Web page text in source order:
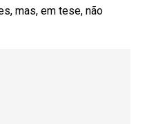
mas, em tese, não